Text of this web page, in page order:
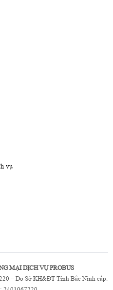
vụ
MẠI DỊCH VỤ PROBUS
– Do Sở KH&ĐT Tỉnh Bắc Ninh cấp.